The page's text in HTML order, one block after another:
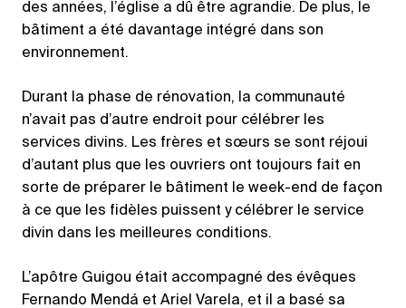
des années, l’église a dû être agrandie. De plus, le
bâtiment a été davantage intégré dans son
environnement.
Durant la phase de rénovation, la communauté
n’avait pas d’autre endroit pour célébrer les
services divins. Les frères et sœurs se sont réjoui
d’autant plus que les ouvriers ont toujours fait en
sorte de préparer le bâtiment le week-end de façon
à ce que les fidèles puissent y célébrer le service
divin dans les meilleures conditions.
L’apôtre Guigou était accompagné des évêques
Fernando Mendá et Ariel Varela, et il a basé sa